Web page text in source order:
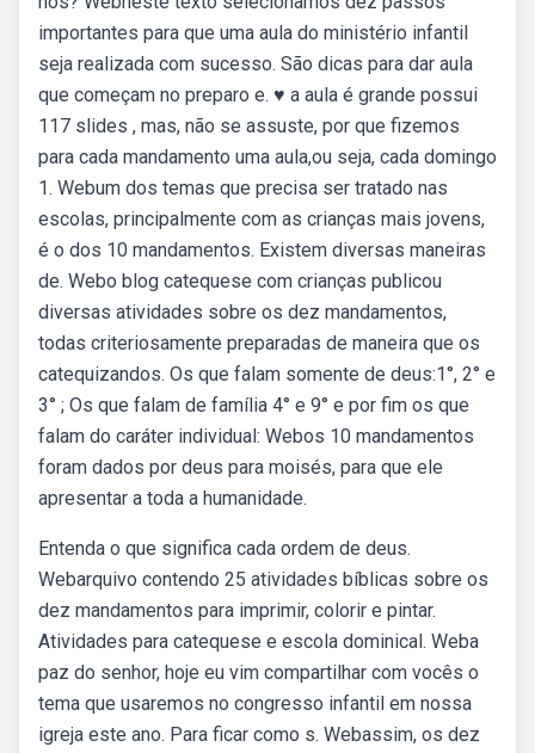
importantes para que uma aula do ministério infantil
seja realizada com sucesso. São dicas para dar aula
que começam no preparo e. ♥ a aula é grande possui
117 slides , mas, não se assuste, por que fizemos
para cada mandamento uma aula,ou seja, cada domingo
1. Webum dos temas que precisa ser tratado nas
escolas, principalmente com as crianças mais jovens,
é o dos 10 mandamentos. Existem diversas maneiras
de. Webo blog catequese com crianças publicou
diversas atividades sobre os dez mandamentos,
todas criteriosamente preparadas de maneira que os
catequizandos. Os que falam somente de deus:1°, 2° e
3° ; Os que falam de família 4° e 9° e por fim os que
falam do caráter individual: Webos 10 mandamentos
foram dados por deus para moisés, para que ele
apresentar a toda a humanidade.
Entenda o que significa cada ordem de deus.
Webarquivo contendo 25 atividades bíblicas sobre os
dez mandamentos para imprimir, colorir e pintar.
Atividades para catequese e escola dominical. Weba
paz do senhor, hoje eu vim compartilhar com vocês o
tema que usaremos no congresso infantil em nossa
igreja este ano. Para ficar como s. Webassim, os dez